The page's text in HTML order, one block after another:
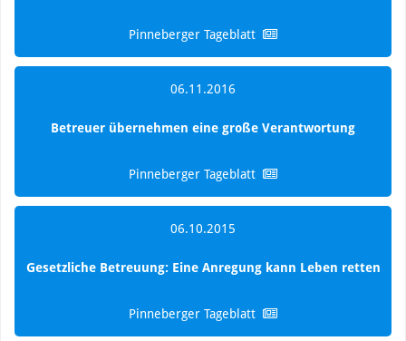
Pinneberger Tageblatt
06.11.2016
Betreuer übernehmen eine große Verantwortung
Pinneberger Tageblatt
06.10.2015
Gesetzliche Betreuung: Eine Anregung kann Leben retten
Pinneberger Tageblatt